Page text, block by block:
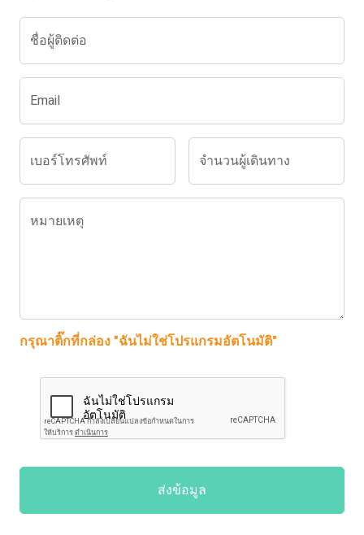
ชื่อผู้ติดต่อ
Email
เบอร์โทรศัพท์ จำนวนผู้เดินทาง
หมายเหตุ
กรุณาติ๊กที่กล่อง "ฉันไม่ใช่โปรแกรมอัตโนมัติ"
ส่งข้อมูล